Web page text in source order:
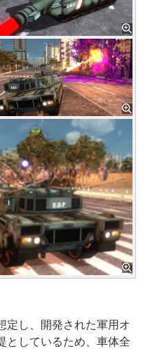
し、開発された軍用オ
としているため、車体全